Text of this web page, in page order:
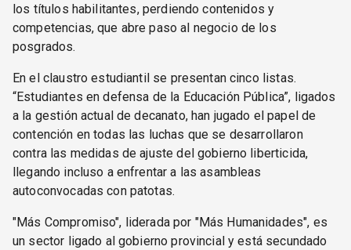
los títulos habilitantes, perdiendo contenidos y
competencias, que abre paso al negocio de los
posgrados.
En el claustro estudiantil se presentan cinco listas.
“Estudiantes en defensa de la Educación Pública”, ligados
a la gestión actual de decanato, han jugado el papel de
contención en todas las luchas que se desarrollaron
contra las medidas de ajuste del gobierno liberticida,
llegando incluso a enfrentar a las asambleas
autoconvocadas con patotas.
"Más Compromiso", liderada por "Más Humanidades", es
un sector ligado al gobierno provincial y está secundado